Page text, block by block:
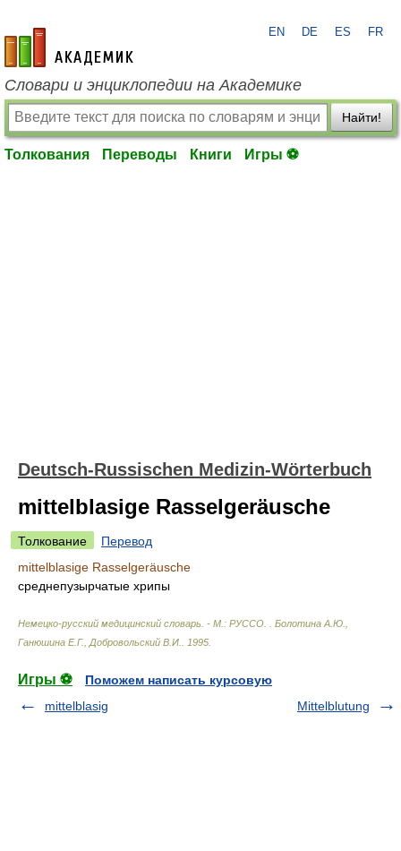
academic.ru
EN DE ES FR
Словари и энциклопедии на Академике
Найти!
Толкования Переводы Книги Игры ⚽
Deutsch-Russischen Medizin-Wörterbuch
mittelblasige Rasselgeräusche
Толкование
Перевод
mittelblasige Rasselgeräusche
среднепузырчатые хрипы
Немецко-русский медицинский словарь. - М.: РУССО.
Болотина А.Ю.,
Ганюшина Е.Г., Добровольский В.И.
1995
Игры ⚽
Поможем написать курсовую
mittelblasig
Mittelblutung